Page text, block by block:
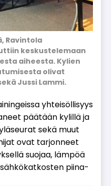
Ravintola
keskustelemaan
aiheesta. Kylien
olivat
Jussi Lammi.
yh­tei­söl­li­syys
pää­tään ky­lil­lä ja
sekä muut
ovat tar­jon­neet
suo­jaa, läm­pöä
pii­na­